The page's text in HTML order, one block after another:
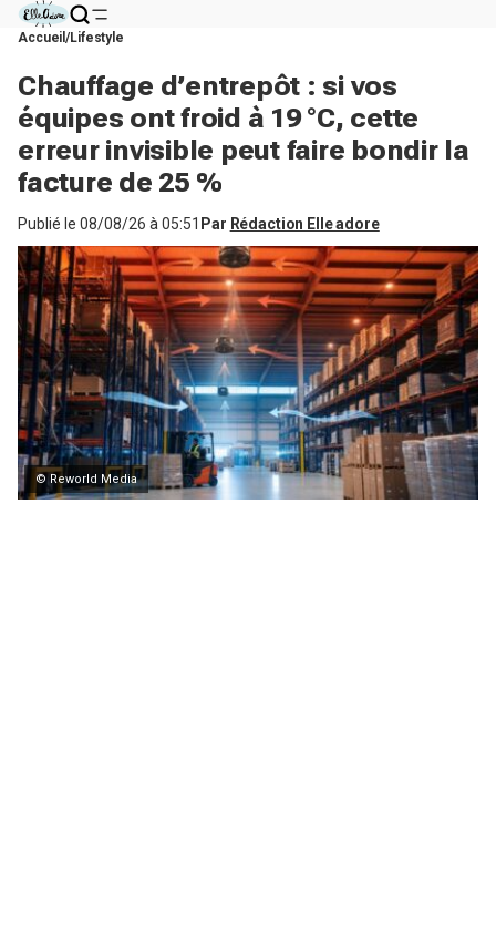
Accueil Lifestyle
Chauffage d’entrepôt : si vos
équipes ont froid à 19 °C, cette
erreur invisible peut faire bondir la
facture de 25 %
Publié le 08/08/26 à 05:51 Par Rédaction Elle adore
© Reworld Media